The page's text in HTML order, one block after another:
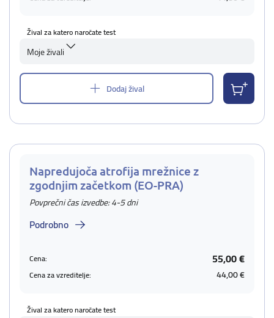
Žival za katero naročate test
Moje živali
Dodaj žival
Napredujoča atrofija mrežnice z
zgodnjim začetkom (EO-PRA)
Povprečni čas izvedbe: 4-5 dni
Podrobno
Cena: 55,00 €
Cena za vzreditelje: 44,00 €
Žival za katero naročate test